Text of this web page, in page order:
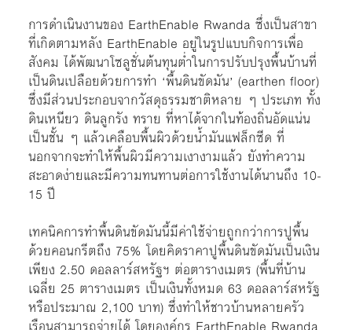
การดำเนินงานของ EarthEnable Rwanda ซึ่งเป็นสาขา
ที่เกิดตามหลัง EarthEnable อยู่ในรูปแบบกิจการเพื่อ
สังคม ได้พัฒนาโซลูชั่นต้นทุนต่ำในการปรับปรุงพื้นบ้านที่
เป็นดินเปลือยด้วยการทำ ‘พื้นดินขัดมัน’ (earthen floor)
ซึ่งมีส่วนประกอบจากวัสดุธรรมชาติหลาย ๆ ประเภท ทั้ง
ดินเหนียว ดินลูกรัง ทราย ที่หาได้จากในท้องถิ่นอัดแน่น
เป็นชั้น ๆ แล้วเคลือบพื้นผิวด้วยน้ำมันแฟล็กซีด ที่
นอกจากจะทำให้พื้นผิวมีความเงางามแล้ว ยังทำความ
สะอาดง่ายและมีความทนทานต่อการใช้งานได้นานถึง 10-
15 ปี
เทคนิคการทำพื้นดินขัดมันนี้มีค่าใช้จ่ายถูกกว่าการปูพื้น
ด้วยคอนกรีตถึง 75% โดยคิดราคาปูพื้นดินขัดมันเป็นเงิน
เพียง 2.50 ดอลลาร์สหรัฐฯ ต่อตารางเมตร (พื้นที่บ้าน
เฉลี่ย 25 ตารางเมตร เป็นเงินทั้งหมด 63 ดอลลาร์สหรัฐ
หรือประมาณ 2,100 บาท) ซึ่งทำให้ชาวบ้านหลายครัว